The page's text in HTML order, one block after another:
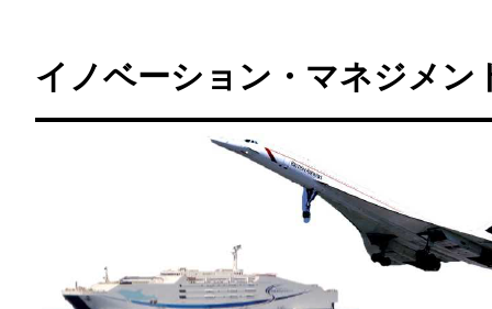
テ
イノベーション・マネジメン